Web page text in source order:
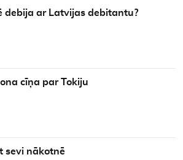
debija ar Latvijas debitantu?
cīņa par Tokiju
sevi nākotnē